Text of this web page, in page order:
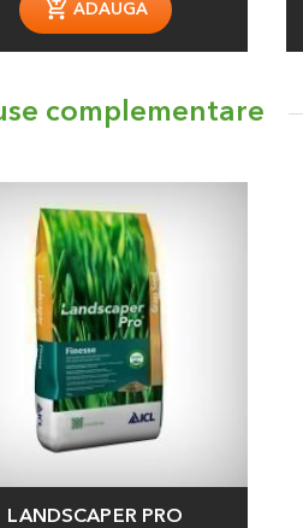
ADAUGA
complementare
LANDSCAPER PRO